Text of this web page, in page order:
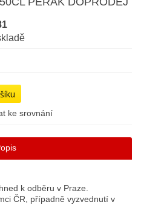
ke srovnání
k odběru v Praze.
ČR, případně vyzvednutí v